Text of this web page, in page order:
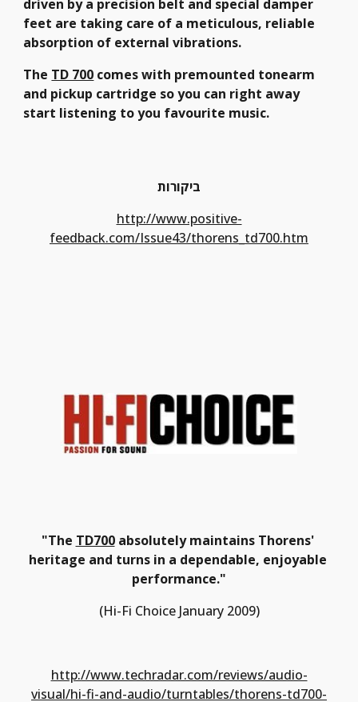
driven by a precision belt and special damper
feet are taking care of a meticulous, reliable
absorption of external vibrations.
The TD 700 comes with premounted tonearm
and pickup cartridge so you can right away
start listening to you favourite music.
ביקורות
http://www.positive-
feedback.com/Issue43/thorens_td700.htm
"The TD700 absolutely maintains Thorens'
heritage and turns in a dependable, enjoyable
performance."
(Hi-Fi Choice January 2009)
http://www.techradar.com/reviews/audio-
visual/hi-fi-and-audio/turntables/thorens-td700-